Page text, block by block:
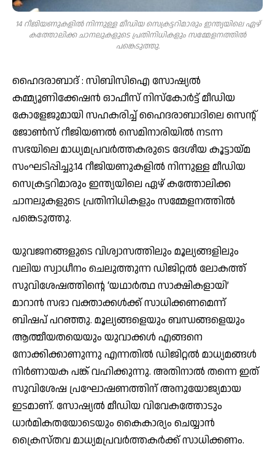
14 റീജിയണുകളില്‍ നിന്നുള്ള മീഡിയ സെക്രട്ടറിമാരും ഇന്ത്യയിലെ ഏഴ്
കത്തോലിക്ക ചാനലുകളുടെ പ്രതിനിധികളും സമ്മേളനത്തില്‍
പങ്കെടുത്തു.
ഹൈദരാബാദ് : സിബിസിഐ സോഷ്യല്‍
കമ്മ്യൂണിക്കേഷന്‍ ഓഫീസ് നിസ്‌കോര്‍ട്ട് മീഡിയ
കോളേജുമായി സഹകരിച്ച് ഹൈദരാബാദിലെ സെന്റ്
ജോണ്‍സ് റീജിയണല്‍ സെമിനാരിയില്‍ നടന്ന
സഭയിലെ മാധ്യമപ്രവര്‍ത്തകരുടെ ദേശീയ കൂട്ടായ്മ
സംഘടിപ്പിച്ചു.14 റീജിയണുകളില്‍ നിന്നുള്ള മീഡിയ
സെക്രട്ടറിമാരും ഇന്ത്യയിലെ ഏഴ് കത്തോലിക്ക
ചാനലുകളുടെ പ്രതിനിധികളും സമ്മേളനത്തില്‍
പങ്കെടുത്തു.
യുവജനങ്ങളുടെ വിശ്വാസത്തിലും മൂല്യങ്ങളിലും
വലിയ സ്വാധീനം ചെലുത്തുന്ന ഡിജിറ്റല്‍ ലോകത്ത്
സുവിശേഷത്തിന്റെ ‘യഥാര്‍ത്ഥ സാക്ഷികളായി’
മാറാന്‍ സഭാ വക്താക്കള്‍ക്ക് സാധിക്കണമെന്ന്
ബിഷപ് പറഞ്ഞു. മൂല്യങ്ങളെയും ബന്ധങ്ങളെയും
ആത്മീയതയെയും യുവാക്കള്‍ എങ്ങനെ
നോക്കിക്കാണുന്നു എന്നതില്‍ ഡിജിറ്റല്‍ മാധ്യമങ്ങള്‍
നിര്‍ണായക പങ്ക് വഹിക്കുന്നു. അതിനാല്‍ തന്നെ ഇത്
സുവിശേഷ പ്രഘോഷണത്തിന് അനുയോജ്യമായ
ഇടമാണ്. സോഷ്യല്‍ മീഡിയ വിവേകത്തോടും
ധാര്‍മികതയോടെയും കൈകാര്യം ചെയ്യാന്‍
ക്രൈസ്തവ മാധ്യമപ്രവര്‍ത്തകര്‍ക്ക് സാധിക്കണം.